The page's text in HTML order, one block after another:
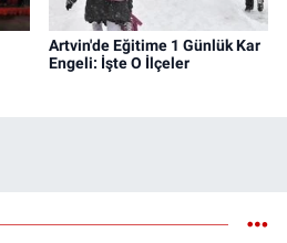
Artvin'de Eğitime 1 Günlük Kar
Engeli: İşte O İlçeler